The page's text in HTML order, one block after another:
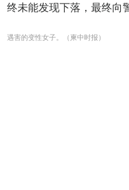
终未能发现下落，最终向
遇害的变性女子。（柬中时报）